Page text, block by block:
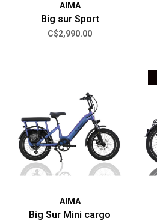
AIMA
Big sur Sport
C$2,990.00
AIMA
Big Sur Mini cargo